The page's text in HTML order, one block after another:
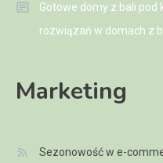
Gotowe domy z bali
rozwiązań w domach z
Marketing
Sezonowość w e-